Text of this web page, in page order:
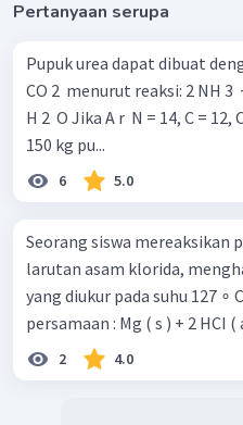
Pertanyaan serupa
Pupuk urea dapat dibuat
CO 2 ​ menurut reaksi: 2 NH 3 ​ + CO 2 ​ → NH 2 ​ − CO − NH 2 ​ +
H 2 ​ O Jika A r ​ N = 14, C = 12, O = 16, maka untuk membuat
150 kg pu...
6 5.0
Seorang siswa mereaksikan
larutan asam klorida,
yang diukur pada suhu 127
persamaan : Mg ( s ) + 2
2 4.0